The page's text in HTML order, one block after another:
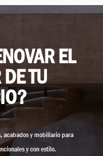
EL
TU
acabados y mobiliario para
y con estilo.